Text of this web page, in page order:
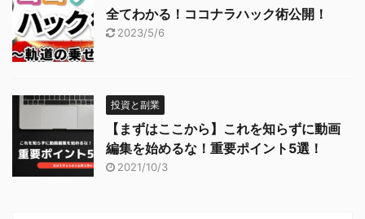
全てわかる！ココナラハック術公開！
2023/5/6
投資と副業
【まずはここから】これを知らずに動画
編集を始めるな！重要ポイント5選！
2021/10/3